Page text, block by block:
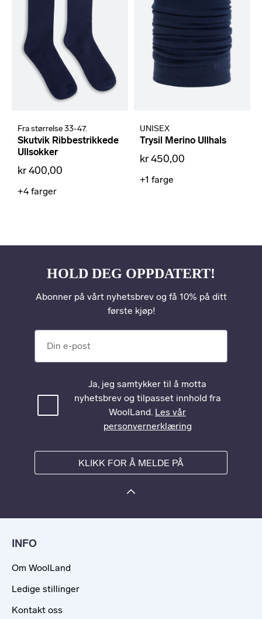
Fra størrelse 33-47.
Skutvik Ribbestrikkede
Ullsokker
kr 400,00
+4 farger
UNISEX
Trysil Merino Ullhals
kr 450,00
+1 farge
HOLD DEG OPPDATERT!
Abonner på vårt nyhetsbrev og få 10% på ditt
første kjøp!
Ja, jeg samtykker til å motta
nyhetsbrev og tilpasset innhold fra
WoolLand. Les vår
personvernerklæring
KLIKK FOR Å MELDE PÅ
INFO
Om WoolLand
Ledige stillinger
Kontakt oss